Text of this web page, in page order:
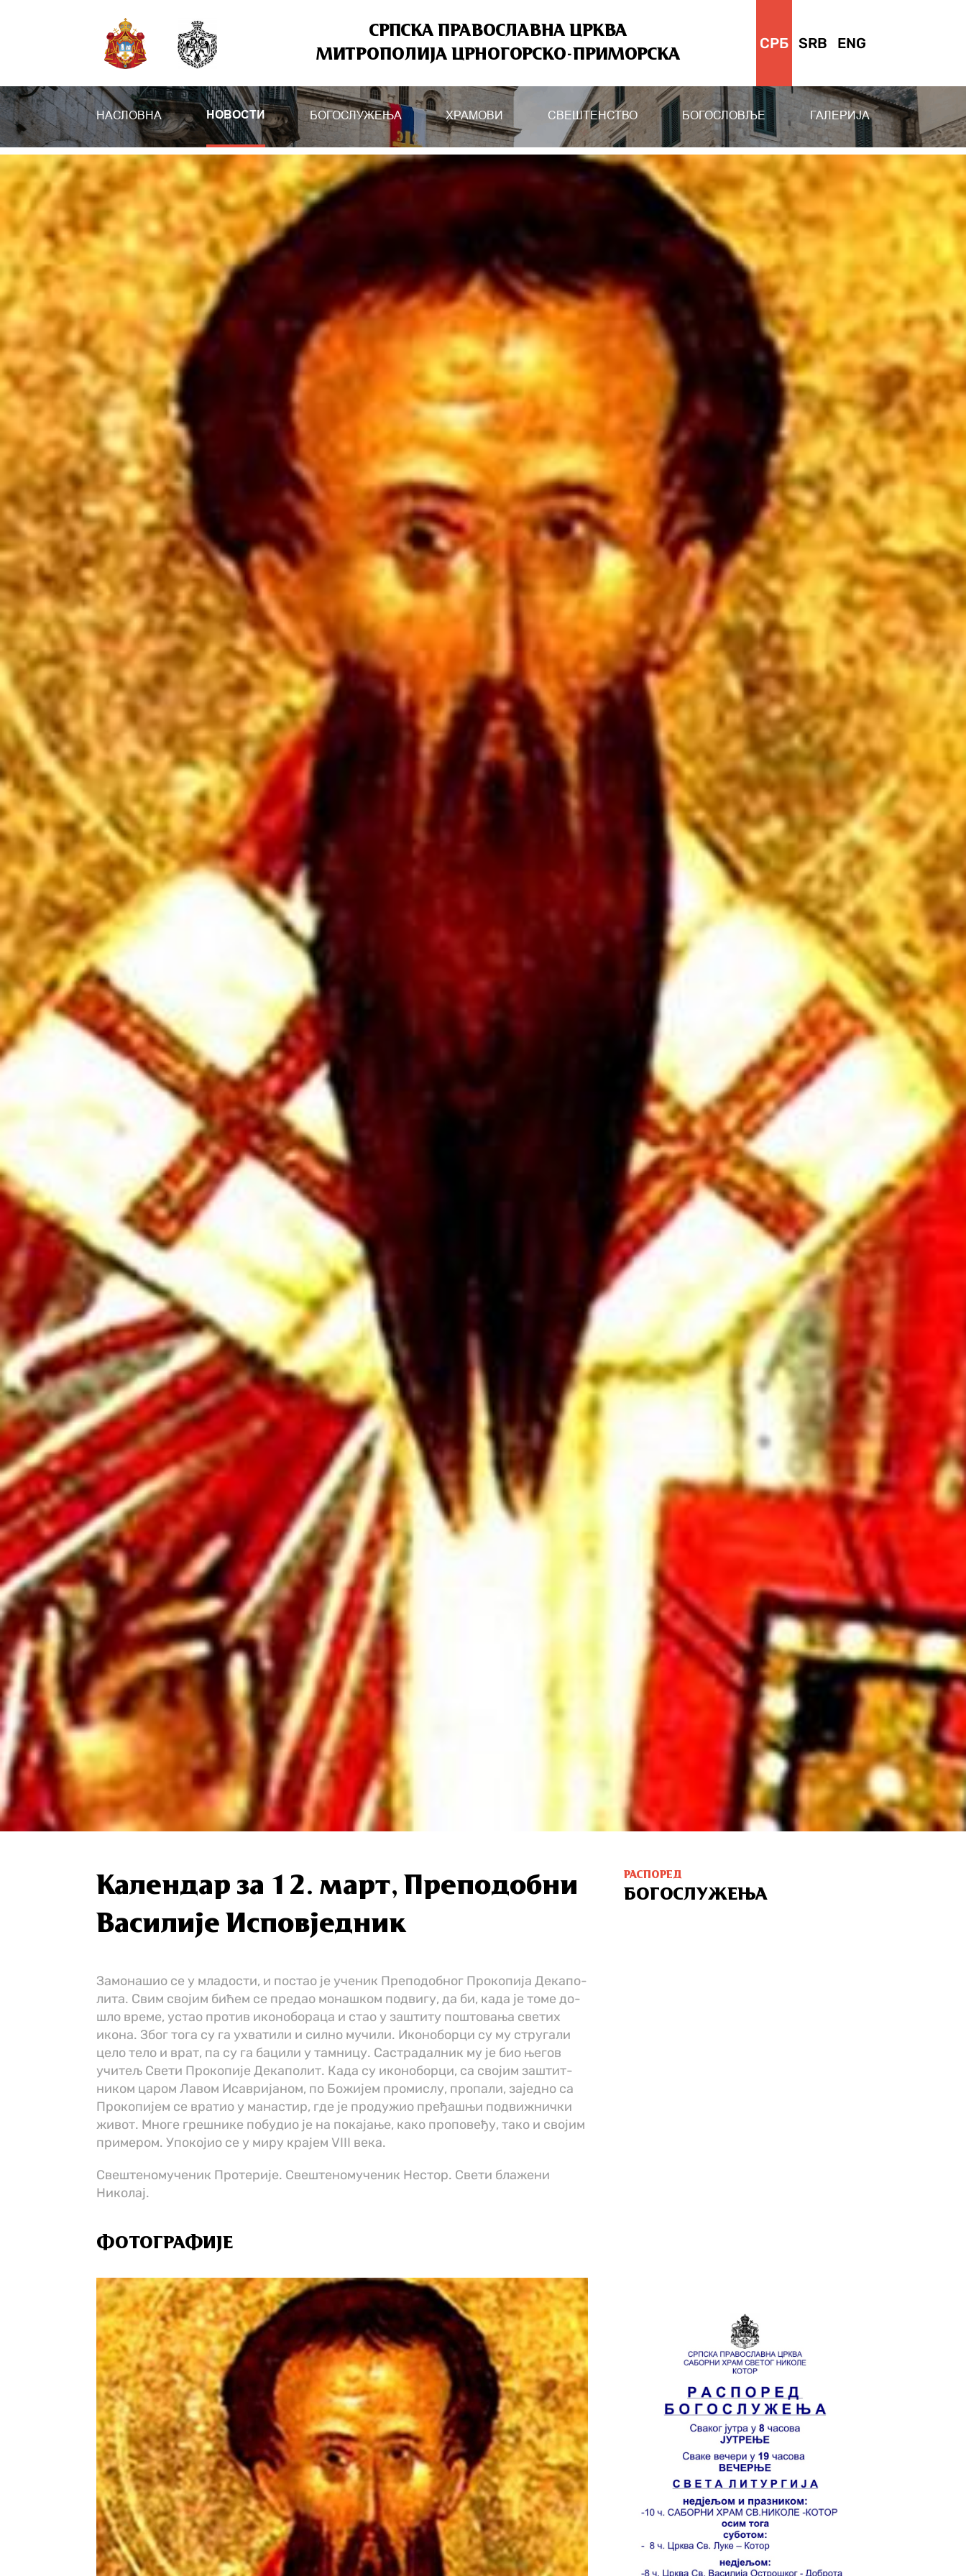
СРПСКА ПРАВОСЛАВНА ЦРКВА
МИТРОПОЛИЈА ЦРНОГОРСКО-ПРИМОРСКА
СРБ SRB ENG
НАСЛОВНА НОВОСТИ БОГОСЛУЖЕЊА ХРАМОВИ СВЕШТЕНСТВО БОГОСЛОВЉЕ ГАЛЕРИЈА
Календар за 12. март, Пре­по­доб­ни
Ва­си­ли­је Ис­по­вјед­ник
За­мо­на­шио се у мла­до­сти, и по­стао je уче­ник Пре­по­доб­ног Про­ко­пи­ја Де­ка­по­
ли­та. Свим сво­јим би­ћем се пре­дао мо­на­шком под­ви­гу, да би, ка­да је то­ме до­
шло вре­ме, устао про­тив ико­но­бо­ра­ца и стао у за­шти­ту по­што­ва­ња све­тих
ико­на. Због то­га су га ухва­ти­ли и сил­но му­чи­ли. Ико­но­бор­ци су му стру­га­ли
це­ло те­ло и врат, па су га ба­ци­ли у там­ни­цу. Са­стра­дал­ник му је био ње­гов
учи­тељ Све­ти Про­ко­пи­је Де­ка­по­лит. Ка­да су ико­но­бор­ци, са сво­јим за­штит­
ни­ком царoм Ла­вом Иса­ври­ја­ном, по Бо­жи­јем про­ми­слу, про­па­ли, за­јед­но са
Про­ко­пи­јем се вра­тио у ма­на­стир, где је про­ду­жио пре­ђа­шњи под­ви­жнич­ки
жи­вот. Мно­ге гре­шни­ке по­бу­дио је на по­ка­ја­ње, ка­ко про­по­ве­ђу, та­ко и сво­јим
при­ме­ром. Упо­ко­јио се у ми­ру кра­јем VIII ве­ка. ­
Свештеномученик Протерије. Свештеномученик Нестор. Свети блажени
Николај.
ФОТОГРАФИЈЕ
РАСПОРЕД
БОГОСЛУЖЕЊА